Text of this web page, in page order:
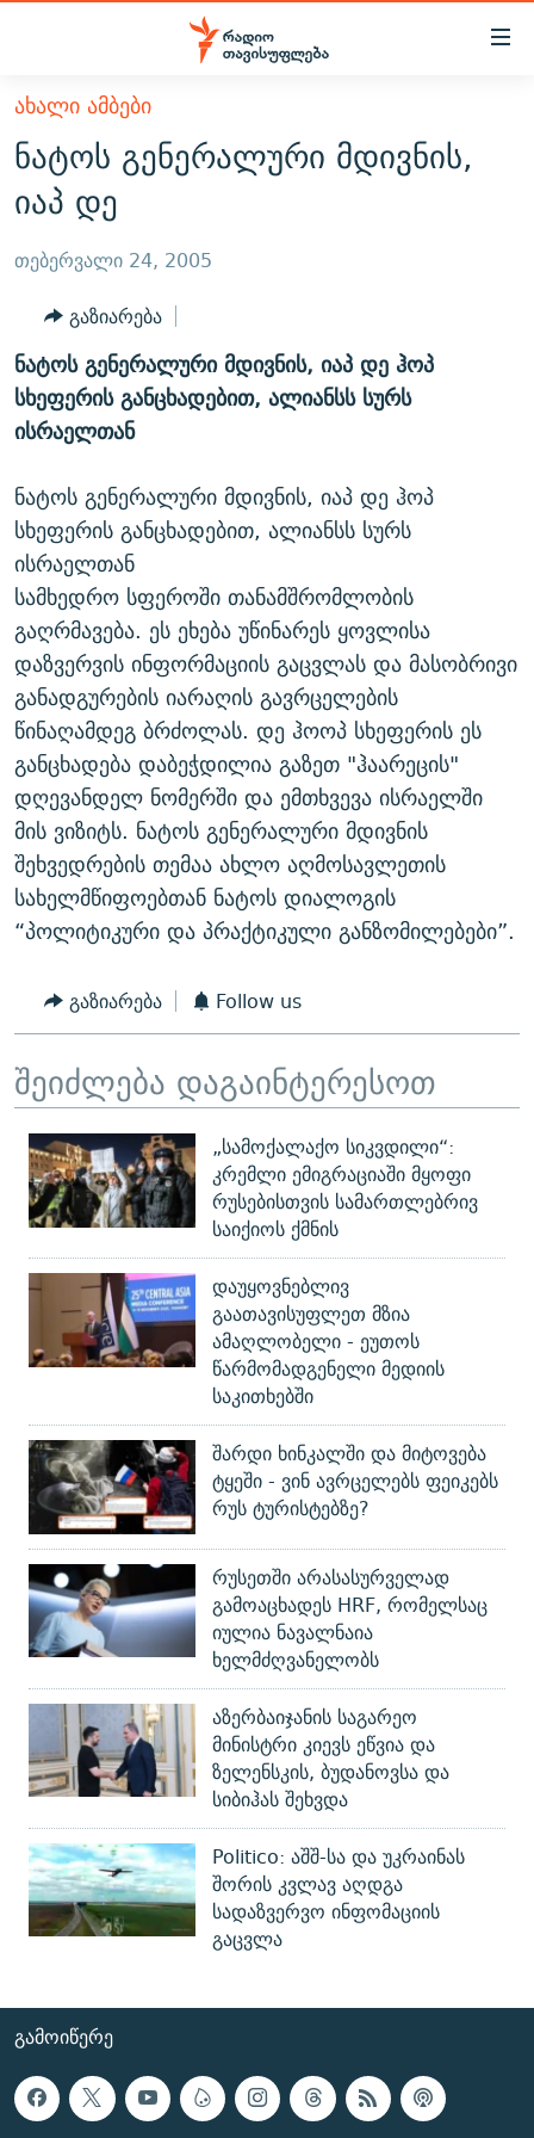
Accessibility
მთავარ
შინაარსზე
დაბრუნება
მთავარ
დაბრუნება
ძიებაზე
დაბრუნება
ᲐᲮᲐᲚᲘ ᲐᲛᲑᲔᲑᲘ
ᲗᲔᲛᲔᲑᲘ
ᲞᲝᲚᲘᲢᲘᲙᲐ
ᲔᲙᲝᲜᲝᲛᲘᲙᲐ
ᲡᲐᲖᲝᲒᲐᲓᲝᲔᲑᲐ
ᲡᲞᲝᲠᲢᲘ
ᲕᲘᲓᲔᲝ
ᲑᲚᲝᲒᲔᲑᲘ
ᲞᲝᲓᲙᲐᲡᲢᲔᲑᲘ
ᲜᲘᲙᲝᲡ ᲞᲝᲓᲙᲐᲡᲢᲘ
60 ᲓᲔᲪᲘᲑᲔᲚᲘ
ᲓᲘᲚᲘᲡ ᲡᲐᲣᲑᲠᲔᲑᲘ
ᲛᲝᲚᲐᲞᲐᲠᲐᲙᲔ ᲢᲔᲥᲡᲢᲔᲑᲘ
ᲨᲘᲜ - ᲣᲪᲮᲝᲔᲗᲨᲘ
ᲚᲘᲢᲔᲠᲐᲢᲣᲠᲣᲚᲘ ᲬᲐᲮᲜᲐᲒᲔᲑᲘ
ᲐᲛᲔᲠᲘᲙᲣᲚᲘ ᲛᲝᲗᲮᲠᲝᲑᲐ
ᲘᲛᲞᲔᲠᲘᲐ ᲓᲐ ᲠᲐᲓᲘᲝ
ᲗᲐᲕᲘᲡᲣᲤᲚᲔᲑᲘᲡ ᲛᲝᲜᲘᲢᲝᲠᲘ
ᲤᲔᲜᲝᲕᲐᲜᲘ - 2.10
ᲗᲥᲕᲔᲜᲘ ᲞᲣᲑᲚᲘᲙᲐᲪᲘᲔᲑᲘ
ᲞᲠᲝᲔᲥᲢᲔᲑᲘ
ᲓᲐᲛᲝᲣᲙᲘᲓᲔᲑᲚᲝᲑᲘᲡ 100 ᲬᲔᲚᲘ
ᲩᲔᲛᲘ ᲡᲘᲙᲕᲓᲘᲚᲘᲡ ᲛᲘᲖᲔᲖᲘᲐ COVID-19
11 ᲬᲔᲚᲘ - 11 ᲐᲛᲑᲐᲕᲘ
ᲡᲐᲞᲐᲠᲚᲐᲛᲔᲜᲢᲝ ᲐᲠᲩᲔᲕᲜᲔᲑᲘᲡ ᲘᲡᲢᲝᲠᲘᲐ
ᲑᲐᲕᲨᲕᲔᲑᲘ ᲞᲠᲝᲡᲢᲘᲢᲣᲪᲘᲐᲨᲘ - ᲐᲛᲝᲣᲗᲥᲛᲔᲚᲘ ᲐᲛᲑᲐᲕᲘ
5 ᲐᲛᲑᲐᲕᲘ - 20 ᲘᲕᲜᲘᲡᲡ ᲓᲐᲨᲐᲕᲔᲑᲣᲚᲔᲑᲘ
ᲐᲒᲕᲘᲡᲢᲝᲡ ᲝᲛᲘ
ПРИВЕТ ᲙᲣᲚᲢᲣᲠᲐ
ЭХО КАВКАЗА
ᲒᲐᲛᲝᲘᲬᲔᲠᲔ
რთე/რთ-ის ყველა საიტი
ᲐᲮᲐᲚᲘ ᲐᲛᲑᲔᲑᲘ
ნატოს გენერალური მდივნის,
იაპ დე
თებერვალი 24, 2005
გაზიარება
ნატოს გენერალური მდივნის, იაპ დე ჰოპ
სხეფერის განცხადებით, ალიანსს სურს
ისრაელთან
ნატოს გენერალური მდივნის, იაპ დე ჰოპ
სხეფერის განცხადებით, ალიანსს სურს
ისრაელთან
სამხედრო სფეროში თანამშრომლობის
გაღრმავება. ეს ეხება უწინარეს ყოვლისა
დაზვერვის ინფორმაციის გაცვლას და მასობრივი
განადგურების იარაღის გავრცელების
წინაღამდეგ ბრძოლას. დე ჰოოპ სხეფერის ეს
განცხადება დაბეჭდილია გაზეთ "ჰაარეცის"
დღევანდელ ნომერში და ემთხვევა ისრაელში
მის ვიზიტს. ნატოს გენერალური მდივნის
შეხვედრების თემაა ახლო აღმოსავლეთის
სახელმწიფოებთან ნატოს დიალოგის
“პოლიტიკური და პრაქტიკული განზომილებები”.
გაზიარება Follow us
შეიძლება დაგაინტერესოთ
„სამოქალაქო სიკვდილი“:
კრემლი ემიგრაციაში მყოფი
რუსებისთვის სამართლებრივ
საიქიოს ქმნის
დაუყოვნებლივ
გაათავისუფლეთ მზია
ამაღლობელი - ეუთოს
წარმომადგენელი მედიის
საკითხებში
შარდი ხინკალში და მიტოვება
ტყეში - ვინ ავრცელებს ფეიკებს
რუს ტურისტებზე?
რუსეთში არასასურველად
გამოაცხადეს HRF, რომელსაც
იულია ნავალნაია
ხელმძღვანელობს
აზერბაიჯანის საგარეო
მინისტრი კიევს ეწვია და
ზელენსკის, ბუდანოვსა და
სიბიჰას შეხვდა
Politico: აშშ-სა და უკრაინას
შორის კვლავ აღდგა
სადაზვერვო ინფომაციის
გაცვლა
ᲒᲐᲛᲝᲘᲬᲔᲠᲔ